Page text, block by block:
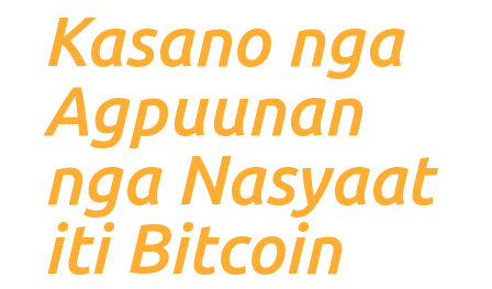
Kasano nga
Agpuunan
nga Nasyaat
iti Bitcoin